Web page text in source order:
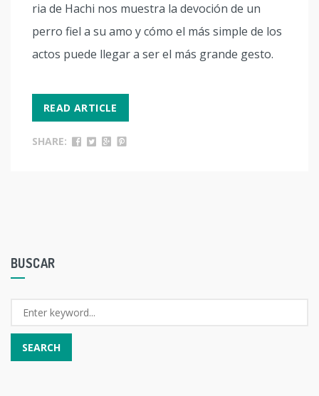
ria de Hachi nos muestra la devoción de un
perro fiel a su amo y cómo el más simple de los
actos puede llegar a ser el más grande gesto.
READ ARTICLE
SHARE:
BUSCAR